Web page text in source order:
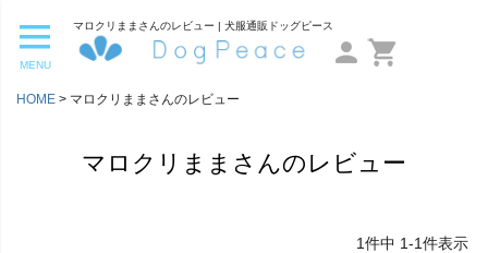
MENU
マロクリままさんのレビュー | 犬服通販ドッグピース
HOME マロクリままさんのレビュー
マロクリままさんのレビュー
1件中 1-1件表示